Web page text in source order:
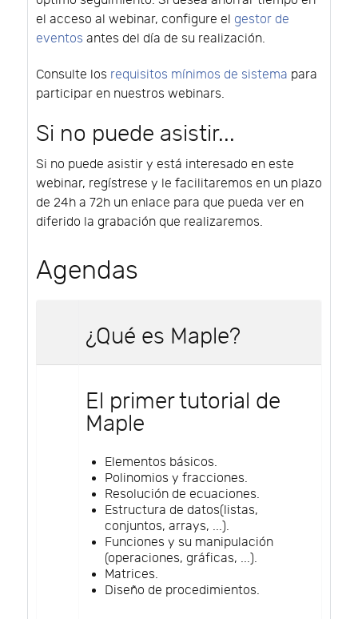
el acceso al webinar, configure el gestor de
eventos antes del día de su realización.
Consulte los requisitos mínimos de sistema para
participar en nuestros webinars.
Si no puede asistir...
Si no puede asistir y está interesado en este
webinar, regístrese y le facilitaremos en un plazo
de 24h a 72h un enlace para que pueda ver en
diferido la grabación que realizaremos.
Agendas
¿Qué es Maple?
El primer tutorial de
Maple
Elementos básicos.
Polinomios y fracciones.
Resolución de ecuaciones.
Estructura de datos(listas,
conjuntos, arrays, ...).
Funciones y su manipulación
(operaciones, gráficas, ...).
Matrices.
Diseño de procedimientos.